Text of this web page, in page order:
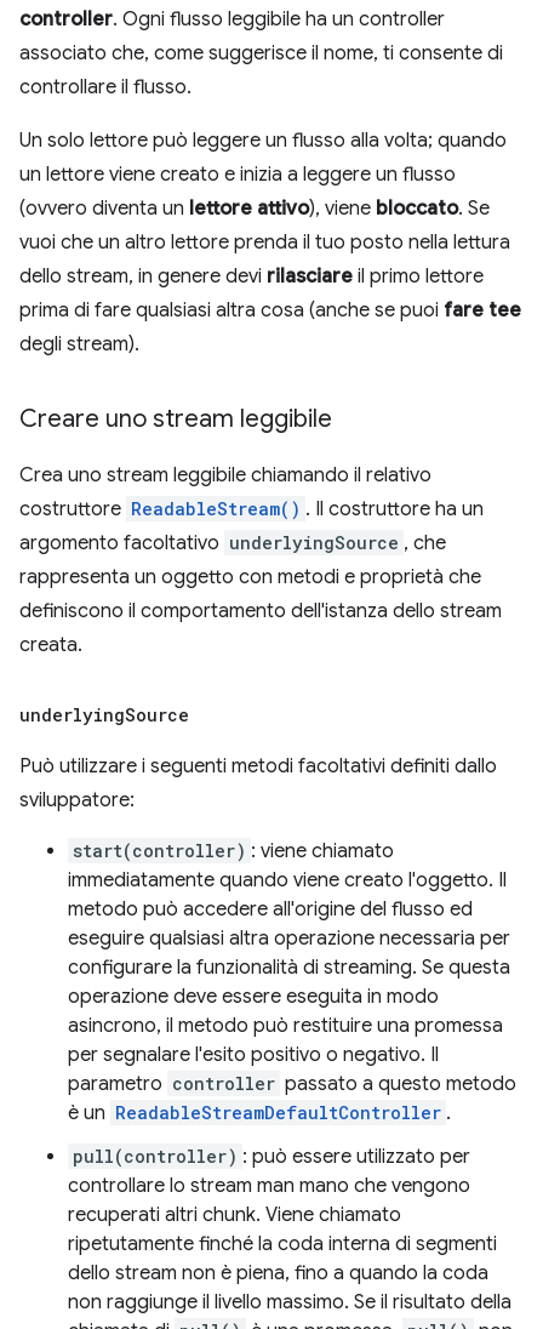
controller. Ogni flusso leggibile ha un controller
associato che, come suggerisce il nome, ti consente di
controllare il flusso.
Un solo lettore può leggere un flusso alla volta; quando
un lettore viene creato e inizia a leggere un flusso
(ovvero diventa un lettore attivo), viene bloccato. Se
vuoi che un altro lettore prenda il tuo posto nella lettura
dello stream, in genere devi rilasciare il primo lettore
prima di fare qualsiasi altra cosa (anche se puoi fare tee
degli stream).
Creare uno stream leggibile
Crea uno stream leggibile chiamando il relativo
costruttore ReadableStream() . Il costruttore ha un
argomento facoltativo underlyingSource , che
rappresenta un oggetto con metodi e proprietà che
definiscono il comportamento dell'istanza dello stream
creata.
underlyingSource
Può utilizzare i seguenti metodi facoltativi definiti dallo
sviluppatore:
start(controller) : viene chiamato
immediatamente quando viene creato l'oggetto. Il
metodo può accedere all'origine del flusso ed
eseguire qualsiasi altra operazione necessaria per
configurare la funzionalità di streaming. Se questa
operazione deve essere eseguita in modo
asincrono, il metodo può restituire una promessa
per segnalare l'esito positivo o negativo. Il
parametro controller passato a questo metodo
è un ReadableStreamDefaultController .
pull(controller) : può essere utilizzato per
controllare lo stream man mano che vengono
recuperati altri chunk. Viene chiamato
ripetutamente finché la coda interna di segmenti
dello stream non è piena, fino a quando la coda
non raggiunge il livello massimo. Se il risultato della